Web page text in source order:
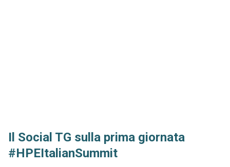
Il Social TG sulla prima giornata
#HPEItalianSummit